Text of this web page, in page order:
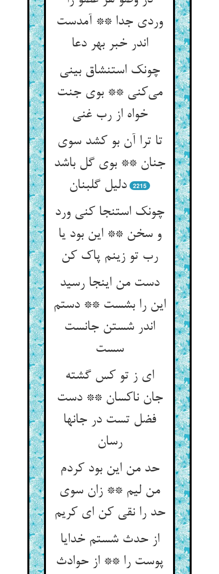
وردی جدا ** آمدست
اندر خبر بهر دعا
چونک استنشاق بینی
می‌کنی ** بوی جنت
خواه از رب غنی
تا ترا آن بو کشد سوی
جنان ** بوی گل باشد
دلیل گلبنان
2215
چونک استنجا کنی ورد
و سخن ** این بود یا
رب تو زینم پاک کن
دست من اینجا رسید
این را بشست ** دستم
اندر شستن جانست
سست
ای ز تو کس گشته
جان ناکسان ** دست
فضل تست در جانها
رسان
حد من این بود کردم
من لیم ** زان سوی
حد را نقی کن ای کریم
از حدث شستم خدایا
پوست را ** از حوادث